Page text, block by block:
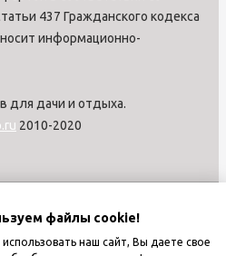
файлы cookie!
наш сайт, Вы даете свое
437 Гражданского кодекса
информационно-
для дачи и отдыха.
2010-2020